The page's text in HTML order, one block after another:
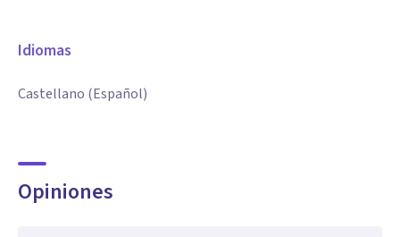
Idiomas
Castellano (Español)
Opiniones